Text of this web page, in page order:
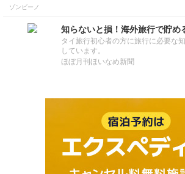
ゾンビーノ
知らないと損！海外旅行で貯め
タイ旅行初心者の方に旅行に必要な
しています。
ほぼ月刊ほいなめ新聞